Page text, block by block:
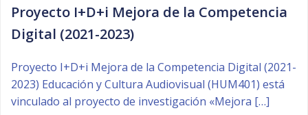
Proyecto I+D+i Mejora de la Competencia
Digital (2021-2023)
Proyecto I+D+i Mejora de la Competencia Digital (2021-
2023) Educación y Cultura Audiovisual (HUM401) está
vinculado al proyecto de investigación «Mejora […]